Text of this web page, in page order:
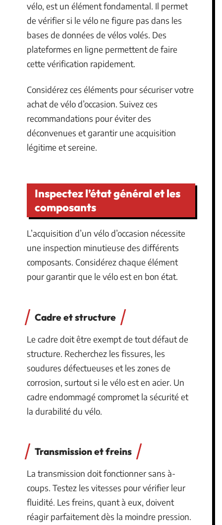
vélo, est un élément fondamental. Il permet
de vérifier si le vélo ne figure pas dans les
bases de données de vélos volés. Des
plateformes en ligne permettent de faire
cette vérification rapidement.
Considérez ces éléments pour sécuriser votre
achat de vélo d’occasion. Suivez ces
recommandations pour éviter des
déconvenues et garantir une acquisition
légitime et sereine.
Inspectez l’état général et les
composants
L’acquisition d’un vélo d’occasion nécessite
une inspection minutieuse des différents
composants. Considérez chaque élément
pour garantir que le vélo est en bon état.
Cadre et structure
Le cadre doit être exempt de tout défaut de
structure. Recherchez les fissures, les
soudures défectueuses et les zones de
corrosion, surtout si le vélo est en acier. Un
cadre endommagé compromet la sécurité et
la durabilité du vélo.
Transmission et freins
La transmission doit fonctionner sans à-
coups. Testez les vitesses pour vérifier leur
fluidité. Les freins, quant à eux, doivent
réagir parfaitement dès la moindre pression.